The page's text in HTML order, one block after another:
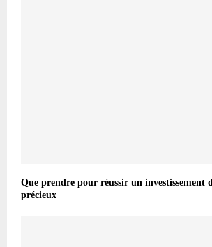
Que prendre pour réussir un investissement
précieux